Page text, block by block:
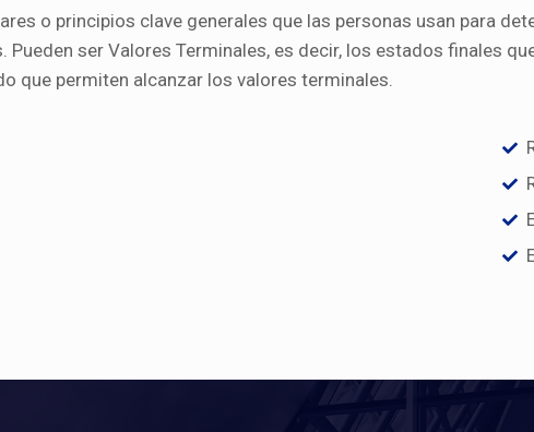
o principios clave generales que las personas usan para
Pueden ser Valores Terminales, es decir, los estados finales
que permiten alcanzar los valores terminales.